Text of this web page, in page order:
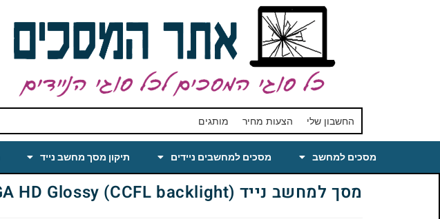
החשבון שלי הצעות מחיר מותגים
מסכים למחשב מסכים למחשבים ניידים תיקון מסך מחשב נייד
מסך למחשב נייד Clevo M771CUH Laptop LCD Screen 17.1 WUXGA HD Glossy (CCFL backlight)